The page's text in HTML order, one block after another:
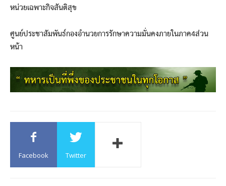
หน่วยเฉพาะกิจสันติสุข
ศูนย์ประชาสัมพันธ์กองอำนวยการรักษาความมั่นคงภายในภาค4ส่วน
หน้า
Facebook Twitter